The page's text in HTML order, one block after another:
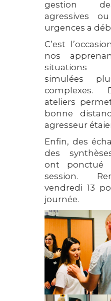
gestion
agressives
urgences a
C’est
nos
situations
simulées
complexes.
ateliers
bonne
agresseur
Enfin, des
des
ont ponctué
session.
vendredi 13
journée.